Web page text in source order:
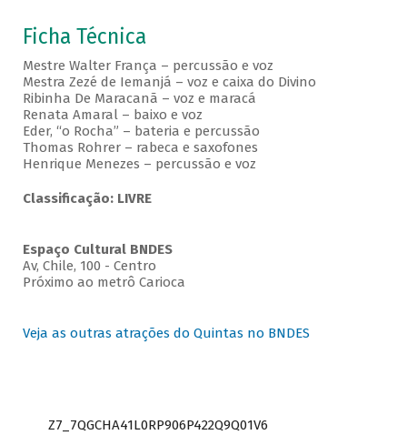
Ficha Técnica
Mestre Walter França – percussão e voz
Mestra Zezé de Iemanjá – voz e caixa do Divino
Ribinha De Maracanã – voz e maracá
Renata Amaral – baixo e voz
Eder, “o Rocha” – bateria e percussão
Thomas Rohrer – rabeca e saxofones
Henrique Menezes – percussão e voz
Classificação: LIVRE
Espaço Cultural BNDES
Av, Chile, 100 - Centro
Próximo ao metrô Carioca
Veja as outras atrações do Quintas no BNDES
Z7_7QGCHA41L0RP906P422Q9Q01V6